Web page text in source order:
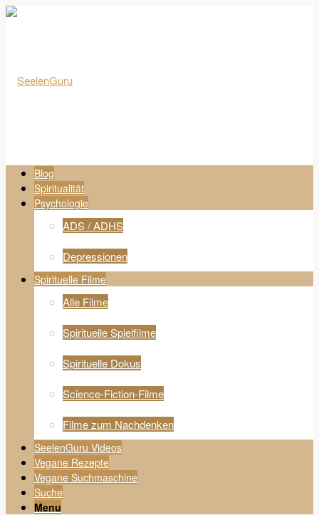
Blog
Spiritualität
Psychologie
ADS / ADHS
Depressionen
Spirituelle Filme
Alle Filme
Spirituelle Spielfilme
Spirituelle Dokus
Science-Fiction-Filme
Filme zum Nachdenken
SeelenGuru Videos
Vegane Rezepte
Vegane Suchmaschine
Suche
Menu